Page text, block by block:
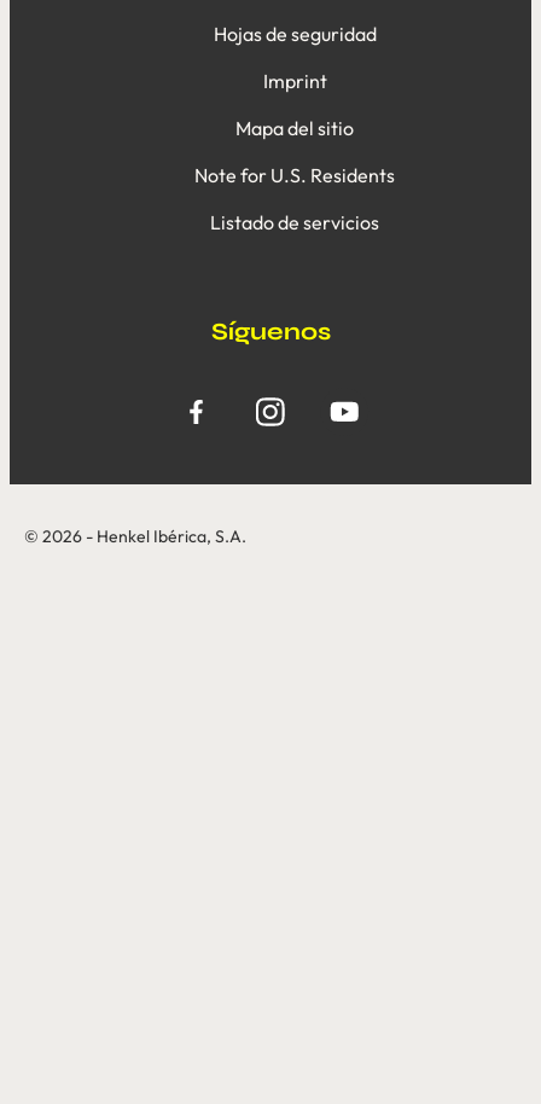
Hojas de seguridad
Imprint
Mapa del sitio
Note for U.S. Residents
Listado de servicios
Síguenos
© 2026 - Henkel Ibérica, S.A.